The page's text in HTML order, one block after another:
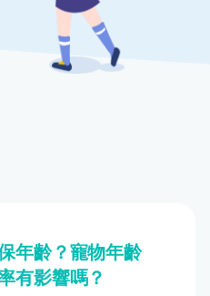
年齡？寵物年齡
有影響嗎？